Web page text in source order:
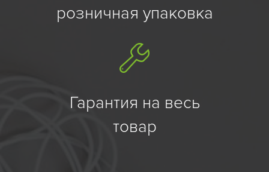
розничная упаковка
Гарантия на весь
товар